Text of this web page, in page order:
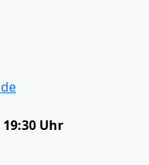
19:30 Uhr